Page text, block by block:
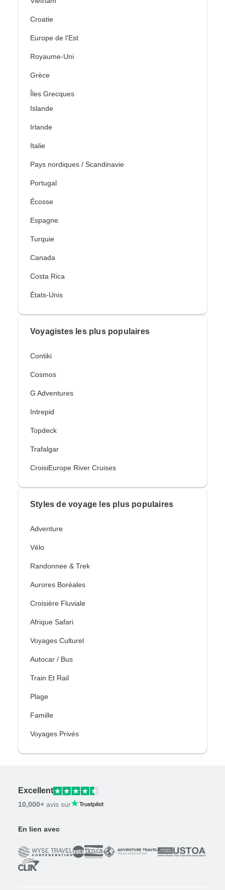
Croatie
Europe de l'Est
Royaume-Uni
Grèce
Îles Grecques
Islande
Irlande
Italie
Pays nordiques / Scandinavie
Portugal
Écosse
Espagne
Turquie
Canada
Costa Rica
États-Unis
Voyagistes les plus populaires
Contiki
Cosmos
G Adventures
Intrepid
Topdeck
Trafalgar
CroisiEurope River Cruises
Styles de voyage les plus populaires
Adventure
Vélo
Randonnee & Trek
Aurores Boréales
Croisière Fluviale
Afrique Safari
Voyages Culturel
Autocar / Bus
Train Et Rail
Plage
Famille
Voyages Privés
Excellent
10,000+ avis sur
En lien avec